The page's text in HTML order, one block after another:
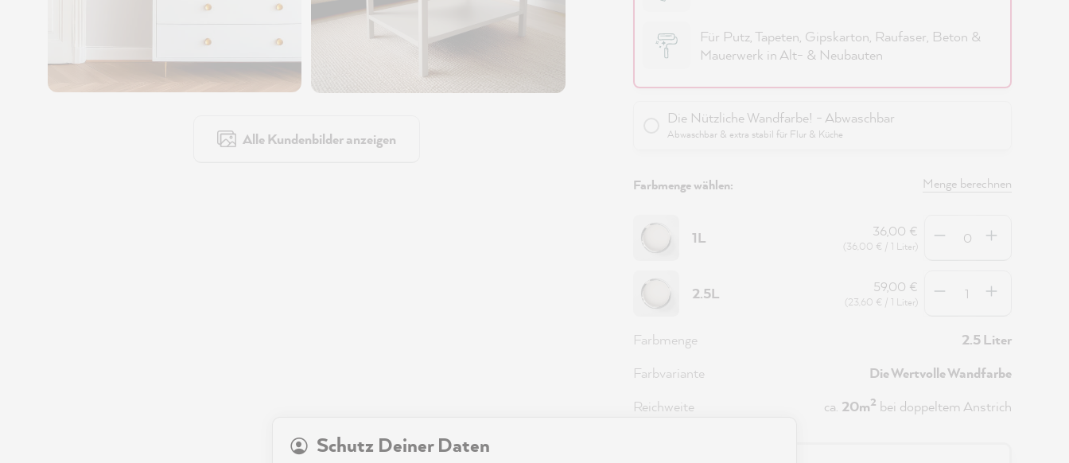
Alle Kundenbilder anzeigen
Für Putz, Tapeten, Gipskarton, Raufaser, Beton &
Mauerwerk in Alt- & Neubauten
Die Nützliche Wandfarbe! - Abwaschbar
Abwaschbar & extra stabil für Flur & Küche
Farbmenge wählen: Menge berechnen
1L 36,00 €
(36,00 € / 1 Liter)
2.5L 59,00 €
(23,60 € / 1 Liter)
Farbmenge
2.5 Liter
Farbvariante
Die Wertvolle Wandfarbe
Reichweite
ca. 20m2 bei doppeltem Anstrich
Schutz Deiner Daten